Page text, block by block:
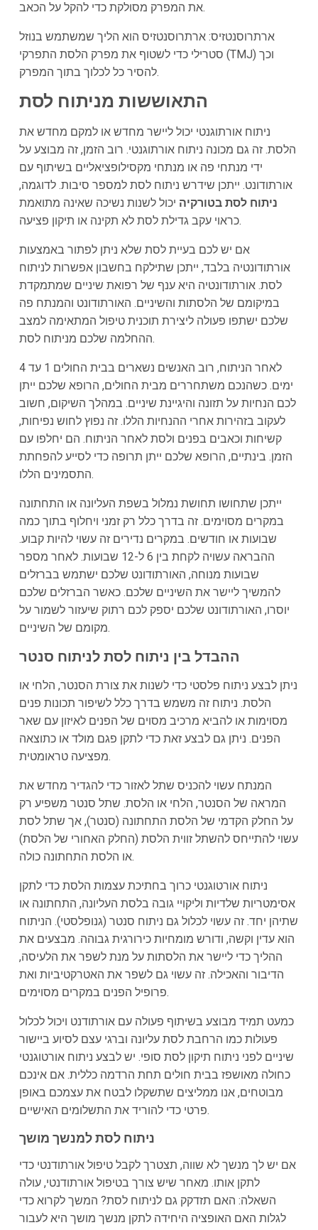
את המפרק מסולקת כדי להקל על הכאב.
ארתרוסנטזיס: ארתרוסנטזיס הוא הליך שמשתמש בנוזל
סטרילי כדי לשטוף את מפרק הלסת התפרקי (TMJ) וכך
להסיר כל לכלוך בתוך המפרק.
התאוששות מניתוח לסת
ניתוח אורתוגנטי יכול ליישר מחדש או למקם מחדש את
הלסת. זה גם מכונה ניתוח אורתוגנטי. רוב הזמן, זה מבוצע על
ידי מנתחי פה או מנתחי מקסילופציאליים בשיתוף עם
אורתודונט. ייתכן שידרש ניתוח לסת למספר סיבות. לדוגמה,
ניתוח לסת בטורקיה יכול לשנות נשיכה שאינה מתואמת
כראוי עקב גדילת לסת לא תקינה או תיקון פציעה.
אם יש לכם בעיית לסת שלא ניתן לפתור באמצעות
אורתודונטיה בלבד, ייתכן שתילקח בחשבון אפשרות לניתוח
לסת. אורתודונטיה היא ענף של רפואת שיניים שמתמקדת
במיקומם של הלסתות והשיניים. האורתודונט והמנתח פה
שלכם ישתפו פעולה ליצירת תוכנית טיפול המתאימה למצב
ההחלמה שלכם מניתוח לסת.
לאחר הניתוח, רוב האנשים נשארים בבית החולים 1 עד 4
ימים. כשהנכם משתחררים מבית החולים, הרופא שלכם ייתן
לכם הנחיות על תזונה והיגיינת שיניים. במהלך השיקום, חשוב
לעקוב בזהירות אחרי ההנחיות הללו. זה נפוץ לחוש נפיחות,
קשיחות וכאבים בפנים ולסת לאחר הניתוח. הם יחלפו עם
הזמן. בינתיים, הרופא שלכם ייתן תרופה כדי לסייע להפחתת
התסמינים הללו.
ייתכן שתחושו תחושת נמלול בשפת העליונה או התחתונה
במקרים מסוימים. זה בדרך כלל רק זמני ויחלוף בתוך כמה
שבועות או חודשים. במקרים נדירים זה עשוי להיות קבוע.
ההבראה עשויה לקחת בין 6 ל-12 שבועות. לאחר מספר
שבועות מנוחה, האורתודונט שלכם ישתמש בברזלים
להמשיך ליישר את השיניים שלכם. כאשר הברזלים שלכם
יוסרו, האורתודונט שלכם יספק לכם רתוק שיעזור לשמור על
מקומם של השיניים.
ההבדל בין ניתוח לסת לניתוח סנטר
ניתן לבצע ניתוח פלסטי כדי לשנות את צורת הסנטר, הלחי או
הלסת. ניתוח זה משמש בדרך כלל לשיפור תכונות פנים
מסוימות או להביא מרכיב מסוים של הפנים לאיזון עם שאר
הפנים. ניתן גם לבצע זאת כדי לתקן פגם מולד או כתוצאה
מפציעה טראומטית.
המנתח עשוי להכניס שתל לאזור כדי להגדיר מחדש את
המראה של הסנטר, הלחי או הלסת. שתל סנטר משפיע רק
על החלק הקדמי של הלסת התחתונה (סנטר), אך שתל לסת
עשוי להתייחס להשתל זווית הלסת (החלק האחורי של הלסת)
או הלסת התחתונה כולה.
ניתוח אורטוגנטי כרוך בחתיכת עצמות הלסת כדי לתקן
אסימטריות שלדיות וליקויי גובה בלסת העליונה, התחתונה או
שתיהן יחד. זה עשוי לכלול גם ניתוח סנטר (גנופלסטי). הניתוח
הוא עדין וקשה, ודורש מומחיות כירורגית גבוהה. מבצעים את
ההליך כדי ליישר את הלסתות על מנת לשפר את הלעיסה,
הדיבור והאכילה. זה עשוי גם לשפר את האטרקטיביות ואת
פרופיל הפנים במקרים מסוימים.
כמעט תמיד מבוצע בשיתוף פעולה עם אורתודנט ויכול לכלול
פעולות כמו הרחבת לסת עליונה וברגי עצם לסיוע ביישור
שיניים לפני ניתוח תיקון לסת סופי. יש לבצע ניתוח אורטוגנטי
כחולה מאושפז בבית חולים תחת הרדמה כללית. אם אינכם
מבוטחים, אנו ממליצים שתשקלו לבטח את עצמכם באופן
פרטי כדי להוריד את התשלומים האישיים.
ניתוח לסת למנשך מושך
אם יש לך מנשך לא שווה, תצטרך לקבל טיפול אורתודנטי כדי
לתקן אותו. מאחר שיש צורך בטיפול אורתודנטי, עולה
השאלה: האם תזדקק גם לניתוח לסת? המשך לקרוא כדי
לגלות האם האופציה היחידה לתקן מנשך מושך היא לעבור